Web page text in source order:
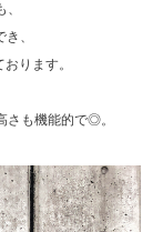
、
ります。
さも機能的で◎。